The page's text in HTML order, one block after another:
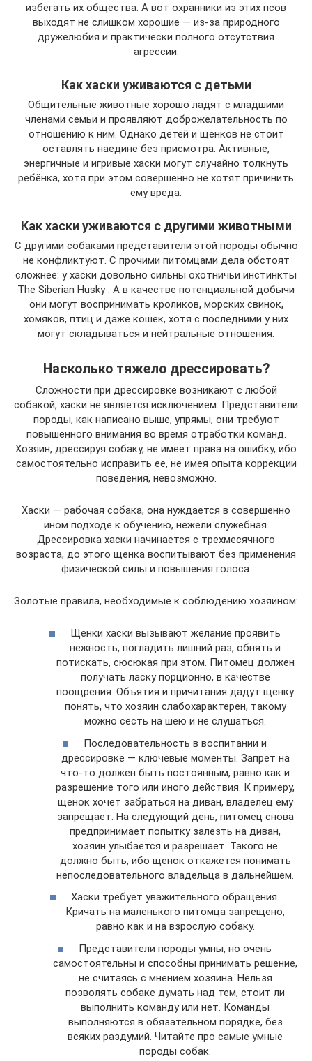
избегать их общества. А вот охранники из этих псов
выходят не слишком хорошие — из‑за природного
дружелюбия и практически полного отсутствия
агрессии.
Как хаски уживаются с детьми
Общительные животные хорошо ладят с младшими
членами семьи и проявляют доброжелательность по
отношению к ним. Однако детей и щенков не стоит
оставлять наедине без присмотра. Активные,
энергичные и игривые хаски могут случайно толкнуть
ребёнка, хотя при этом совершенно не хотят причинить
ему вреда.
Как хаски уживаются с другими животными
С другими собаками представители этой породы обычно
не конфликтуют. С прочими питомцами дела обстоят
сложнее: у хаски довольно сильны охотничьи инстинкты
The Siberian Husky . А в качестве потенциальной добычи
они могут воспринимать кроликов, морских свинок,
хомяков, птиц и даже кошек, хотя с последними у них
могут складываться и нейтральные отношения.
Насколько тяжело дрессировать?
Сложности при дрессировке возникают с любой
собакой, хаски не является исключением. Представители
породы, как написано выше, упрямы, они требуют
повышенного внимания во время отработки команд.
Хозяин, дрессируя собаку, не имеет права на ошибку, ибо
самостоятельно исправить ее, не имея опыта коррекции
поведения, невозможно.
Хаски — рабочая собака, она нуждается в совершенно
ином подходе к обучению, нежели служебная.
Дрессировка хаски начинается с трехмесячного
возраста, до этого щенка воспитывают без применения
физической силы и повышения голоса.
Золотые правила, необходимые к соблюдению хозяином:
Щенки хаски вызывают желание проявить
нежность, погладить лишний раз, обнять и
потискать, сюсюкая при этом. Питомец должен
получать ласку порционно, в качестве
поощрения. Объятия и причитания дадут щенку
понять, что хозяин слабохарактерен, такому
можно сесть на шею и не слушаться.
Последовательность в воспитании и
дрессировке — ключевые моменты. Запрет на
что-то должен быть постоянным, равно как и
разрешение того или иного действия. К примеру,
щенок хочет забраться на диван, владелец ему
запрещает. На следующий день, питомец снова
предпринимает попытку залезть на диван,
хозяин улыбается и разрешает. Такого не
должно быть, ибо щенок откажется понимать
непоследовательного владельца в дальнейшем.
Хаски требует уважительного обращения.
Кричать на маленького питомца запрещено,
равно как и на взрослую собаку.
Представители породы умны, но очень
самостоятельны и способны принимать решение,
не считаясь с мнением хозяина. Нельзя
позволять собаке думать над тем, стоит ли
выполнить команду или нет. Команды
выполняются в обязательном порядке, без
всяких раздумий. Читайте про самые умные
породы собак.